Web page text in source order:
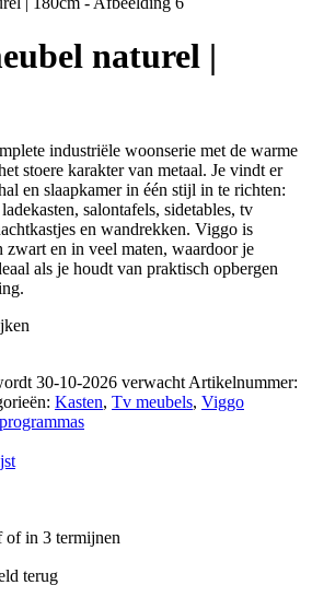
naturel |
industriële woonserie met de warme
stoere karakter van metaal. Je vindt er
en slaapkamer in één stijl in te richten:
salontafels, sidetables, tv
en wandrekken. Viggo is
en in veel maten, waardoor je
als je houdt van praktisch opbergen
30-10-2026 verwacht Artikelnummer:
Kasten, Tv meubels, Viggo
of in 3 termijnen
terug